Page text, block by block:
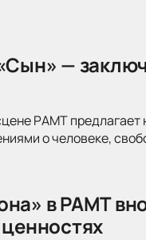
—
РАМТ
о человеке,
в РАМТ